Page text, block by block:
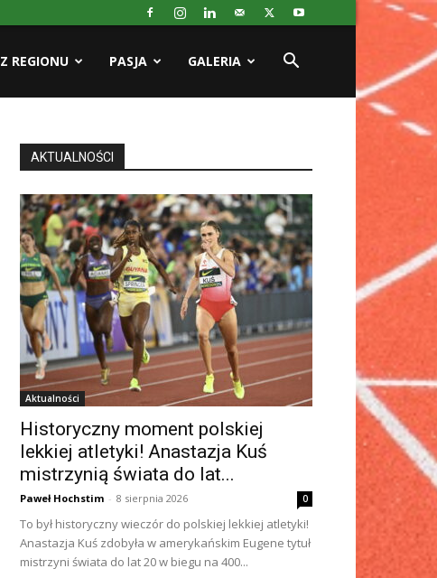
Z REGIONU PASJA GALERIA
AKTUALNOŚCI
Aktualności
Historyczny moment polskiej
lekkiej atletyki! Anastazja Kuś
mistrzynią świata do lat...
Paweł Hochstim - 8 sierpnia 2026 0
To był historyczny wieczór do polskiej lekkiej atletyki!
Anastazja Kuś zdobyła w amerykańskim Eugene tytuł
mistrzyni świata do lat 20 w biegu na 400...